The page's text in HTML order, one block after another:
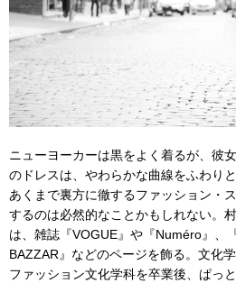
ニューヨーカーは黒をよく着るが、彼
のドレスは、やわらかな曲線をふわり
あくまで裏方に徹するファッション・
するのは必然的なことかもしれない。
は、雑誌『VOGUE』や『Numéro』、
BAZZAR』などのページを飾る。文化
ファッション文化学科を卒業後、ぱっ